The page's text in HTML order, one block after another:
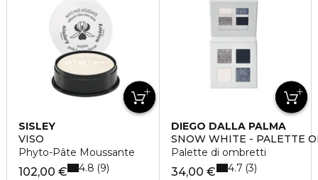
SISLEY
VISO
Phyto-Pâte Moussante
102,00 € 4.8 9
DIEGO DALLA PALMA
SNOW WHITE - PALETTE
Palette di ombretti
34,00 €
4.7 3